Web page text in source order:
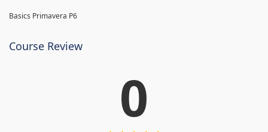
Basics Primavera P6
Course Review
0